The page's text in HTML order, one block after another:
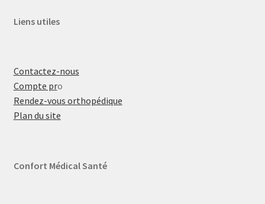
Liens utiles
Contactez-nous
Compte pro
Rendez-vous orthopédique
Plan du site
Confort Médical Santé